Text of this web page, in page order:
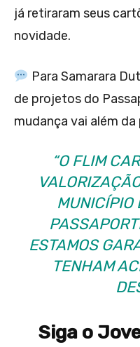
já retiraram seus
novidade.
Para Samarara
de projetos do
mudança vai além
“O FLIM
MUNICÍPIO
ESTAMOS
TENHAM
Siga o